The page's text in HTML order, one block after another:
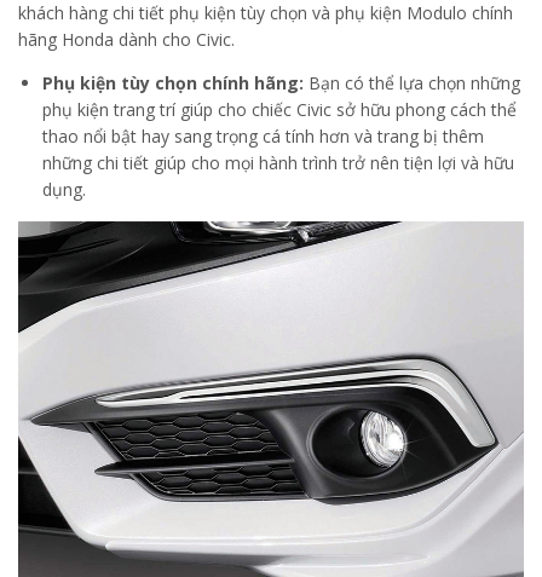
khách hàng chi tiết phụ kiện tùy chọn và phụ kiện Modulo chính
hãng Honda dành cho Civic.
Phụ kiện tùy chọn chính hãng: Bạn có thể lựa chọn những
phụ kiện trang trí giúp cho chiếc Civic sở hữu phong cách thể
thao nổi bật hay sang trọng cá tính hơn và trang bị thêm
những chi tiết giúp cho mọi hành trình trở nên tiện lợi và hữu
dụng.